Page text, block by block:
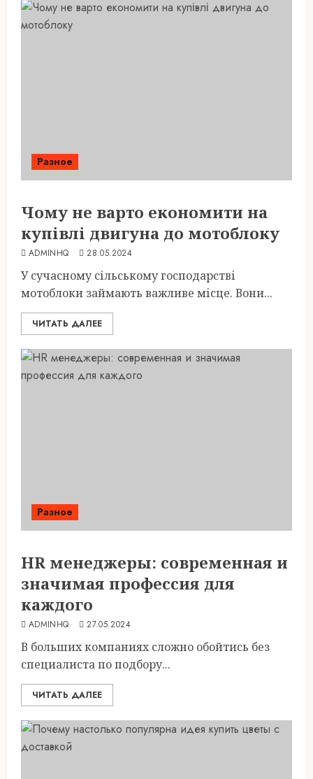
Разное
Чому не варто економити на
купівлі двигуна до мотоблоку
ADMINHQ 28.05.2024
У сучасному сільському господарстві
мотоблоки займають важливе місце. Вони...
ЧИТАТЬ ДАЛЕЕ
Разное
HR менеджеры: современная и
значимая профессия для
каждого
ADMINHQ 27.05.2024
В больших компаниях сложно обойтись без
специалиста по подбору...
ЧИТАТЬ ДАЛЕЕ